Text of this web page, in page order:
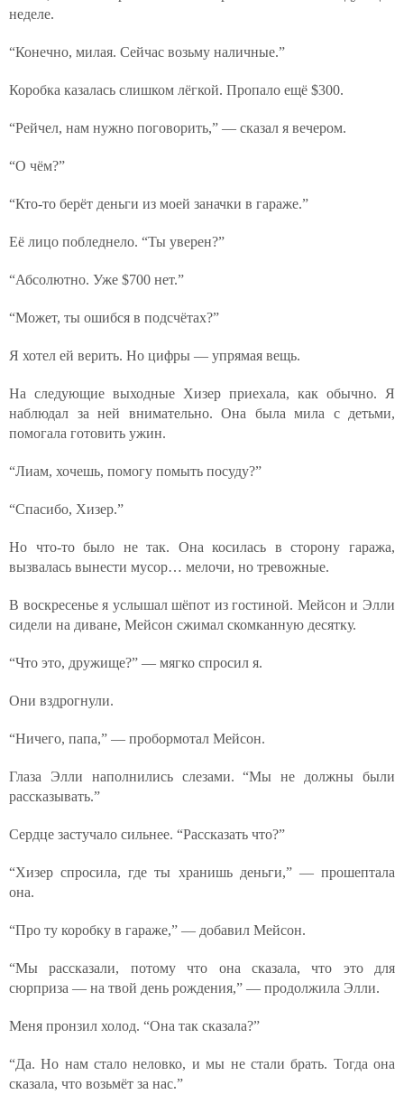
неделе.
“Конечно, милая. Сейчас возьму наличные.”
Коробка казалась слишком лёгкой. Пропало ещё $300.
“Рейчел, нам нужно поговорить,” — сказал я вечером.
“О чём?”
“Кто-то берёт деньги из моей заначки в гараже.”
Её лицо побледнело. “Ты уверен?”
“Абсолютно. Уже $700 нет.”
“Может, ты ошибся в подсчётах?”
Я хотел ей верить. Но цифры — упрямая вещь.
На следующие выходные Хизер приехала, как обычно. Я
наблюдал за ней внимательно. Она была мила с детьми,
помогала готовить ужин.
“Лиам, хочешь, помогу помыть посуду?”
“Спасибо, Хизер.”
Но что-то было не так. Она косилась в сторону гаража,
вызвалась вынести мусор… мелочи, но тревожные.
В воскресенье я услышал шёпот из гостиной. Мейсон и Элли
сидели на диване, Мейсон сжимал скомканную десятку.
“Что это, дружище?” — мягко спросил я.
Они вздрогнули.
“Ничего, папа,” — пробормотал Мейсон.
Глаза Элли наполнились слезами. “Мы не должны были
рассказывать.”
Сердце застучало сильнее. “Рассказать что?”
“Хизер спросила, где ты хранишь деньги,” — прошептала
она.
“Про ту коробку в гараже,” — добавил Мейсон.
“Мы рассказали, потому что она сказала, что это для
сюрприза — на твой день рождения,” — продолжила Элли.
Меня пронзил холод. “Она так сказала?”
“Да. Но нам стало неловко, и мы не стали брать. Тогда она
сказала, что возьмёт за нас.”